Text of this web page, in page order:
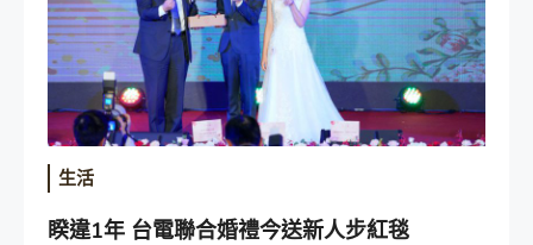
生活
睽違1年 台電聯合婚禮今送新人步紅毯